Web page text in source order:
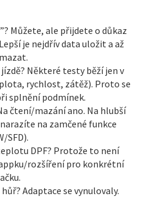
Můžete, ale přijdete o důkaz
je nejdřív data uložit a až
Některé testy běží jen v
rychlost, zátěž). Proto se
splnění podmínek.
čtení/mazání ano. Na hlubší
na zamčené funkce
SFD).
DPF? Protože to není
rozšíření pro konkrétní
Adaptace se vynulovaly.